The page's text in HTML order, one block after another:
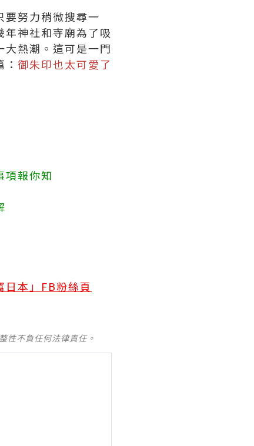
要努力稍微搜尋一
神社和寺廟為了吸
熱潮。這可是一門
御朱印也太可愛了
項報你知
日本」FB粉絲頁
性不負任何法律責任。